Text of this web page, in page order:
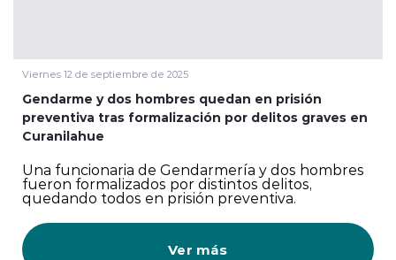
Viernes 12 de septiembre de 2025
Gendarme y dos hombres quedan en prisión
preventiva tras formalización por delitos graves en
Curanilahue
Una funcionaria de Gendarmería y dos hombres
fueron formalizados por distintos delitos,
quedando todos en prisión preventiva.
Ver más